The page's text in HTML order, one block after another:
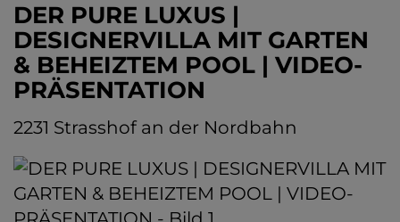
DER PURE LUXUS |
DESIGNERVILLA MIT GARTEN
& BEHEIZTEM POOL | VIDEO-
PRÄSENTATION
2231 Strasshof an der Nordbahn